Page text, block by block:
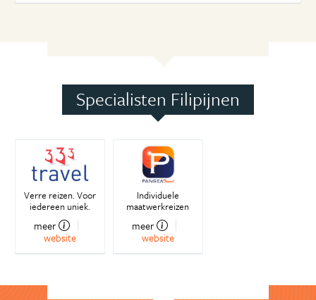
Specialisten Filipijnen
Verre reizen. Voor
iedereen uniek.
meer
website
Individuele
maatwerkreizen
meer
website